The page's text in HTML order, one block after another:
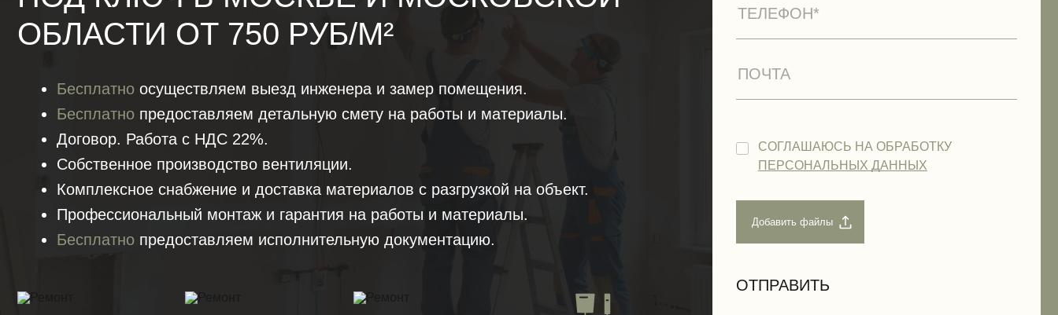
ОБЛАСТИ ОТ 750 РУБ/М²
Бесплатно осуществляем выезд инженера и замер помещения.
Бесплатно предоставляем детальную смету на работы и материалы.
Договор. Работа с НДС 22%.
Собственное производство вентиляции.
Комплексное снабжение и доставка материалов с разгрузкой на объект.
Профессиональный монтаж и гарантия на работы и материалы.
Бесплатно предоставляем исполнительную документацию.
СОГЛАШАЮСЬ НА ОБРАБОТКУ
ПЕРСОНАЛЬНЫХ ДАННЫХ